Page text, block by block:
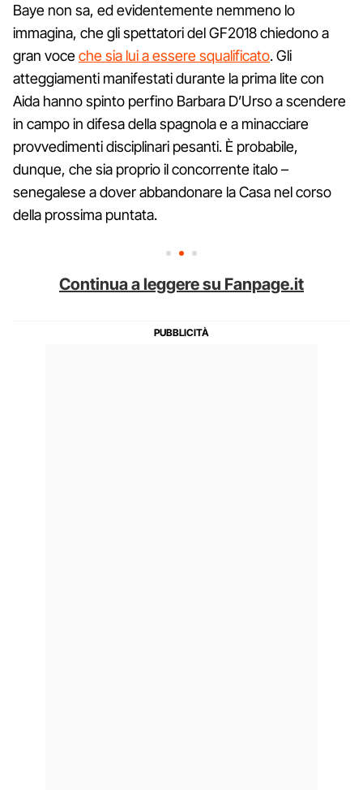
Baye non sa, ed evidentemente nemmeno lo
immagina, che gli spettatori del GF2018 chiedono a
gran voceche sia lui a essere squalificato. Gli
atteggiamenti manifestati durante la prima lite con
Aida hanno spinto perfino Barbara D’Urso a scendere
in campo in difesa della spagnola e a minacciare
provvedimenti disciplinari pesanti. È probabile,
dunque, che sia proprio il concorrente italo –
senegalese a dover abbandonare la Casa nel corso
della prossima puntata.
Continua a leggere su Fanpage.it